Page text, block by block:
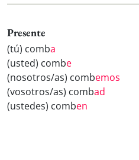
Presente
(tú) comba
(usted) combe
(nosotros/as) combemos
(vosotros/as) combad
(ustedes) comben